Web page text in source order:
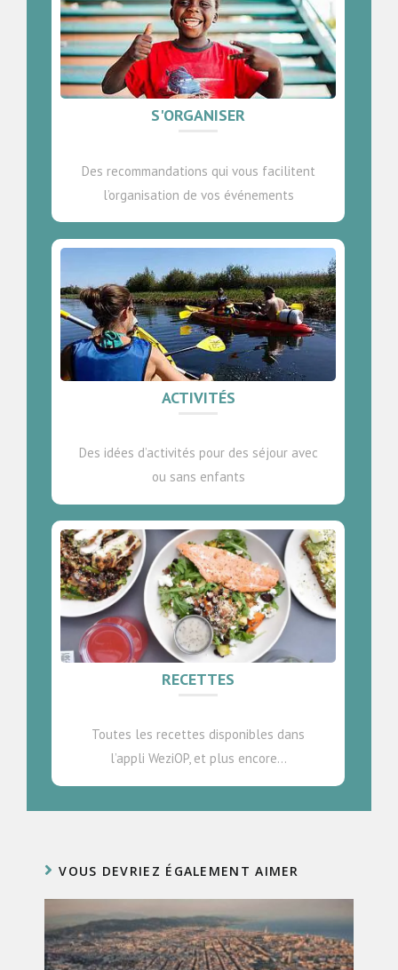
S'ORGANISER
Des recommandations qui vous facilitent
l’organisation de vos événements
ACTIVITÉS
Des idées d’activités pour des séjour avec
ou sans enfants
RECETTES
Toutes les recettes disponibles dans
l’appli WeziOP, et plus encore…
VOUS DEVRIEZ ÉGALEMENT AIMER